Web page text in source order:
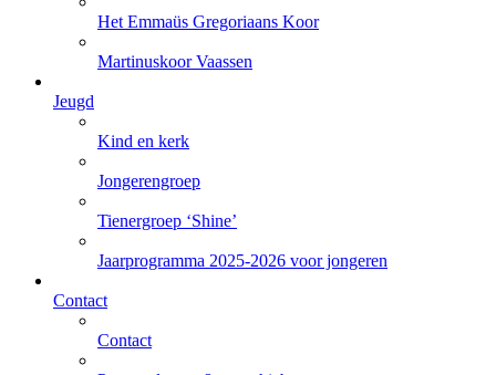
Het Emmaüs Gregoriaans Koor
Martinuskoor Vaassen
Jeugd
Kind en kerk
Jongerengroep
Tienergroep ‘Shine’
Jaarprogramma 2025-2026 voor jongeren
Contact
Contact